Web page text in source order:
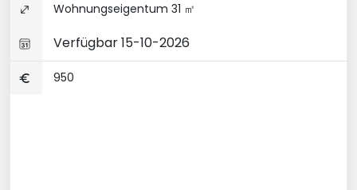
Wohnungseigentum 31 ㎡
Verfügbar 15-10-2026
950